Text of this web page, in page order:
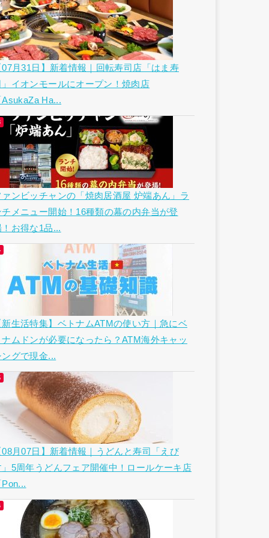
07月31日】新着情報｜回転寿司店「はま寿
」イオンモールにオープン！焼肉店
AsukaZa Ha...
ァンビッチャンの「焼肉居酒屋 炉端あん」ラ
チメニュー開始！16種類の幕の内弁当が登
！お得な1品...
新生活特集】ベトナムATMの使い方｜急にベ
ナムドンが必要になったら？ATM海外キャッ
ングで現金...
08月07日】新着情報｜うどんと寿司「えび
」5周年うどんフェア開催中！ロールケーキ店
Pon...